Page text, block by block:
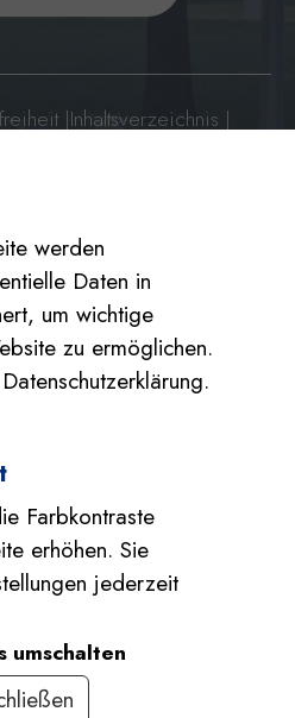
Cookies und
werden
Daten in
um wichtige
zu ermöglichen.
Farbkontraste
erhöhen. Sie
jederzeit
umschalten
|Inhaltsverzeichnis |